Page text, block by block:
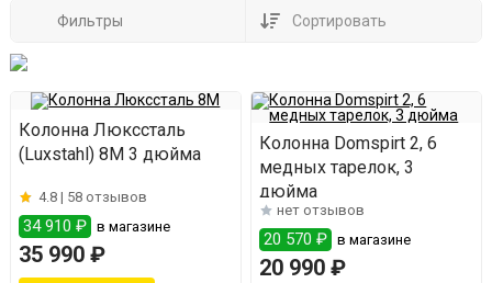
Фильтры Сортировать
Колонна Люкссталь
(Luxstahl) 8М 3 дюйма
4.8 | 58 отзывов
34 910 ₽ в магазине
35 990 ₽
Колонна Domspirt 2, 6
медных тарелок, 3
дюйма
нет отзывов
20 570 ₽ в магазине
20 990 ₽